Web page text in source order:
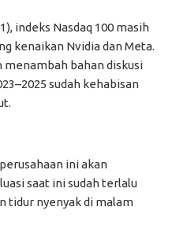
indeks Nasdaq 100 masih
kenaikan Nvidia dan Meta.
bahan diskusi
sudah kehabisan
ini akan
saat ini sudah terlalu
tidur nyenyak di malam